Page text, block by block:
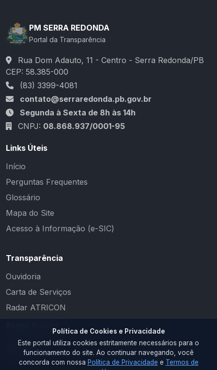
PM SERRA REDONDA
Portal da Transparência
Rua Dom Adauto, 11 - Centro - Serra Redonda/PB
CEP: 58.385-000
(83) 3399-4081
contato@serraredonda.pb.gov.br
Segunda à Sexta de 8h às 14h
CNPJ: 08.868.937/0001-95
Links Úteis
Início
Perguntas Frequentes
Glossário
Mapa do Site
Acesso à Informação (e-SIC)
Transparência
Ouvidoria
Carta de Serviços
Radar ATRICON
Política de Cookies e Privacidade
Este portal utiliza cookies estritamente necessários para o
funcionamento do site. Ao continuar navegando, você
concorda com nossa Política de Privacidade e Termos de